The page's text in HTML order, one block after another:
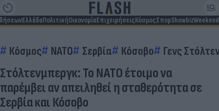
ΕλλάδαΠολιτικήΟικονομίαΕπιχειρήσειςΚόσμοςΣπορShowbizWeekend
Κόσμος ΝΑΤΟ Σερβία Κόσοβο Γενς
Στόλτενμπεργκ: Το ΝΑΤΟ έτοιμο να
παρέμβει αν απειληθεί η σταθερότητα σε
Σερβία και Κόσοβο